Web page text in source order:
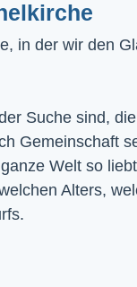
in der wir den
Suche sind,
Gemeinschaft
Welt so
Alters,